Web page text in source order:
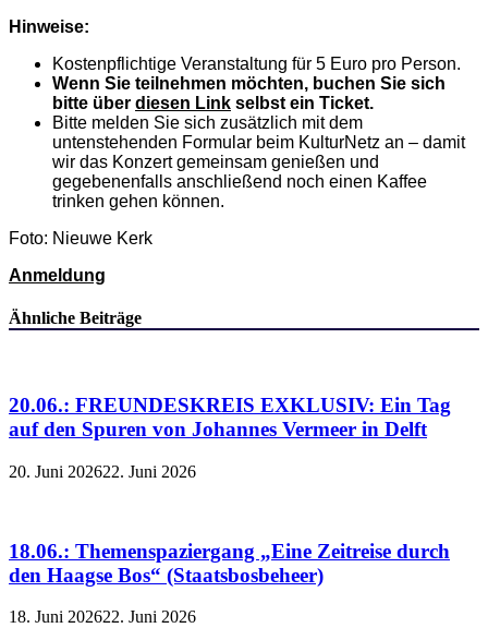
Hinweise:
Kostenpflichtige Veranstaltung für 5 Euro pro Person.
Wenn Sie teilnehmen möchten, buchen Sie sich
bitte über diesen Link selbst ein Ticket.
Bitte melden Sie sich zusätzlich mit dem
untenstehenden Formular beim KulturNetz an – damit
wir das Konzert gemeinsam genießen und
gegebenenfalls anschließend noch einen Kaffee
trinken gehen können.
Foto: Nieuwe Kerk
Anmeldung
Ähnliche Beiträge
20.06.: FREUNDESKREIS EXKLUSIV: Ein Tag
auf den Spuren von Johannes Vermeer in Delft
20. Juni 202622. Juni 2026
18.06.: Themenspaziergang „Eine Zeitreise durch
den Haagse Bos“ (Staatsbosbeheer)
18. Juni 202622. Juni 2026